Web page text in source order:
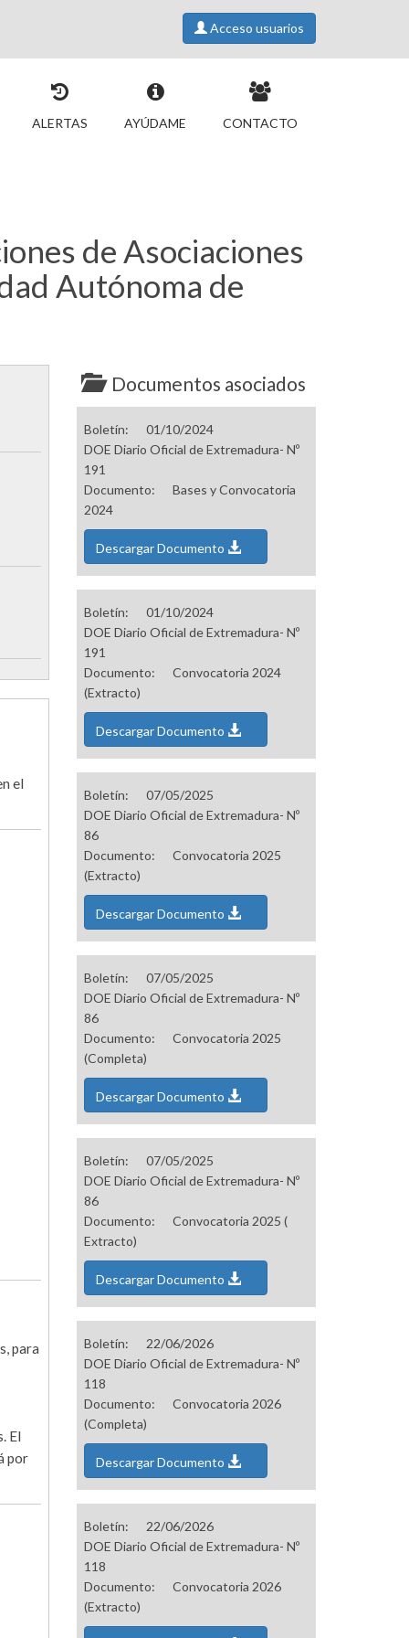
Acceso usuarios
ALERTAS AYÚDAME CONTACTO
de Asociaciones
Autónoma de
el
para
El
por
Documentos asociados
Boletín:
01/10/2024
DOE Diario Oficial de Extremadura- Nº
191
Documento:
Bases y Convocatoria
2024
Descargar Documento
Boletín:
01/10/2024
DOE Diario Oficial de Extremadura- Nº
191
Documento:
Convocatoria 2024
(Extracto)
Descargar Documento
Boletín:
07/05/2025
DOE Diario Oficial de Extremadura- Nº
86
Documento:
Convocatoria 2025
(Extracto)
Descargar Documento
Boletín:
07/05/2025
DOE Diario Oficial de Extremadura- Nº
86
Documento:
Convocatoria 2025
(Completa)
Descargar Documento
Boletín:
07/05/2025
DOE Diario Oficial de Extremadura- Nº
86
Documento:
Convocatoria 2025 (
Extracto)
Descargar Documento
Boletín:
22/06/2026
DOE Diario Oficial de Extremadura- Nº
118
Documento:
Convocatoria 2026
(Completa)
Descargar Documento
Boletín:
22/06/2026
DOE Diario Oficial de Extremadura- Nº
118
Documento:
Convocatoria 2026
(Extracto)